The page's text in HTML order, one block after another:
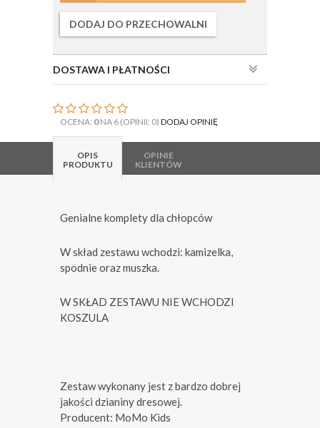
DODAJ DO PRZECHOWALNI
DOSTAWA I PŁATNOŚCI
OCENA: 0NA 6 (OPINII: 0) DODAJ OPINIĘ
OPIS
PRODUKTU
OPINIE
KLIENTÓW
Genialne komplety dla chłopców
W skład zestawu wchodzi: kamizelka,
spodnie oraz muszka.
W SKŁAD ZESTAWU NIE WCHODZI
KOSZULA
Zestaw wykonany jest z bardzo dobrej
jakości dzianiny dresowej.
Producent: MoMo Kids